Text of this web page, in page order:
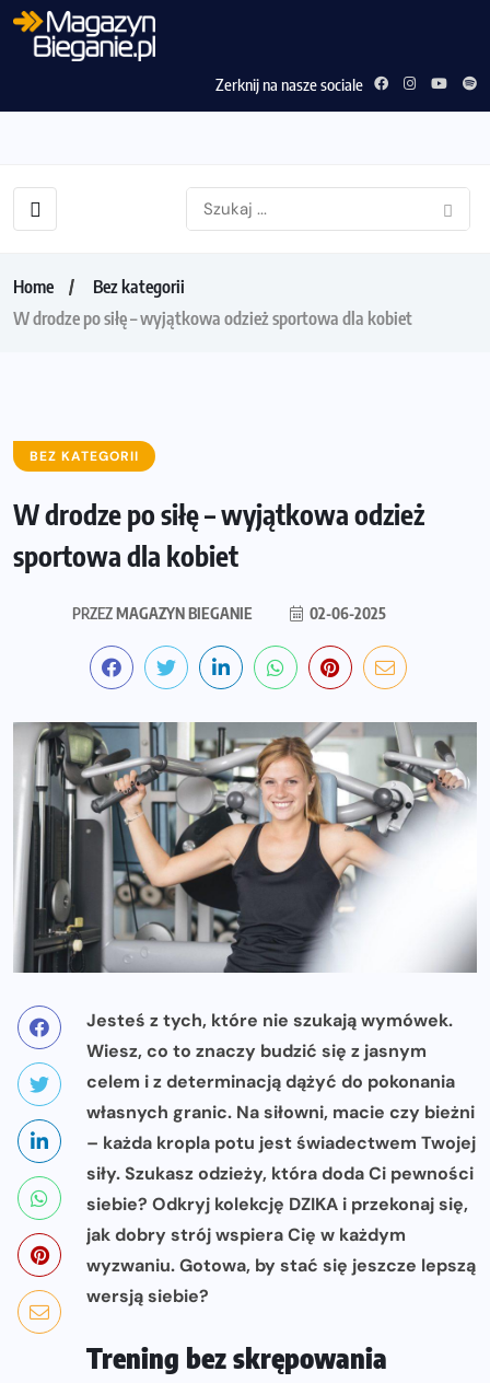
Zerknij na nasze sociale
Home
Bez kategorii
W drodze po siłę – wyjątkowa odzież sportowa dla kobiet
BEZ KATEGORII
W drodze po siłę – wyjątkowa odzież
sportowa dla kobiet
PRZEZMAGAZYN BIEGANIE 02-06-2025
Jesteś z tych, które nie szukają wymówek.
Wiesz, co to znaczy budzić się z jasnym
celem i z determinacją dążyć do pokonania
własnych granic. Na siłowni, macie czy bieżni
– każda kropla potu jest świadectwem Twojej
siły. Szukasz odzieży, która doda Ci pewności
siebie? Odkryj kolekcję DZIKA i przekonaj się,
jak dobry strój wspiera Cię w każdym
wyzwaniu. Gotowa, by stać się jeszcze lepszą
wersją siebie?
Trening bez skrępowania